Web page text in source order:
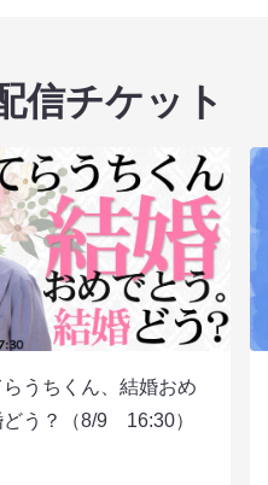
信チケット
らうちくん、結婚おめ
う？（8/9 16:30）